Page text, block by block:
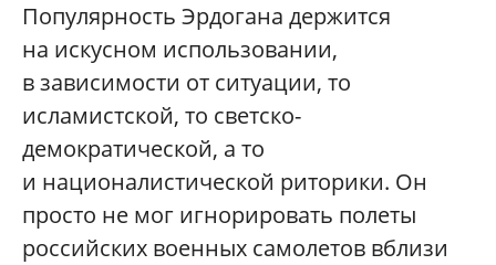
Популярность Эрдогана держится
на искусном использовании,
в зависимости от ситуации, то
исламистской, то светско-
демократической, а то
и националистической риторики. Он
просто не мог игнорировать полеты
российских военных самолетов вблизи